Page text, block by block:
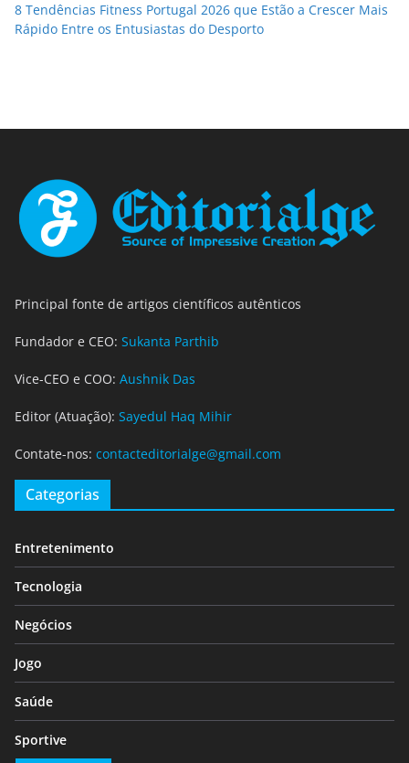
8 Tendências Fitness Portugal 2026 que Estão a Crescer Mais
Rápido Entre os Entusiastas do Desporto
Principal fonte de artigos científicos autênticos
Fundador e CEO: Sukanta Parthib
Vice-CEO e COO: Aushnik Das
Editor (Atuação): Sayedul Haq Mihir
Contate-nos: contacteditorialge@gmail.com
Categorias
Entretenimento
Tecnologia
Negócios
Jogo
Saúde
Sportive